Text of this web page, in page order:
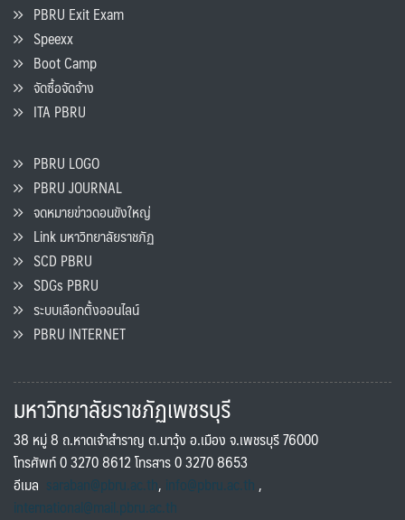
PBRU Exit Exam
Speexx
Boot Camp
จัดซื้อจัดจ้าง
ITA PBRU
PBRU LOGO
PBRU JOURNAL
จดหมายข่าวดอนขังใหญ่
Link มหาวิทยาลัยราชภัฏ
SCD PBRU
SDGs PBRU
ระบบเลือกตั้งออนไลน์
PBRU INTERNET
มหาวิทยาลัยราชภัฏเพชรบุรี
38 หมู่ 8 ถ.หาดเจ้าสำราญ ต.นาวุ้ง อ.เมือง จ.เพชรบุรี 76000
โทรศัพท์ 0 3270 8612 โทรสาร 0 3270 8653
อีเมล saraban@pbru.ac.th, info@pbru.ac.th,
international@mail.pbru.ac.th